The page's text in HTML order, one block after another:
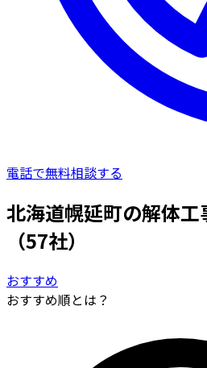
電話で無料相談する
北海道幌延町の解体
（57社）
おすすめ
おすすめ順とは？